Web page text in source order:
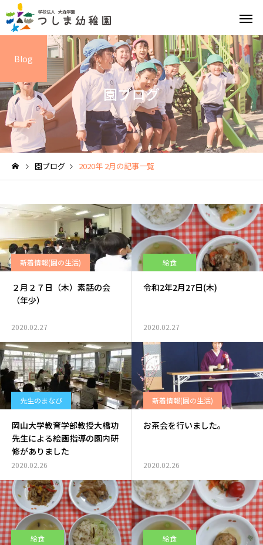
英語教育 園の特
給食と食育 園の1日
園ブログ
Blog
園ブログ 2020年 2月の記事一覧
新着情報(園の生活)
２月２７日（木）素話の会
（年少）
2020.02.27
給食
令和2年2月27日(木)
2020.02.27
先生のまなび
岡山大学教育学部教授大橋功
先生による絵画指導の園内研
修がありました
2020.02.26
新着情報(園の生活)
お茶会を行いました。
2020.02.26
給食 給食